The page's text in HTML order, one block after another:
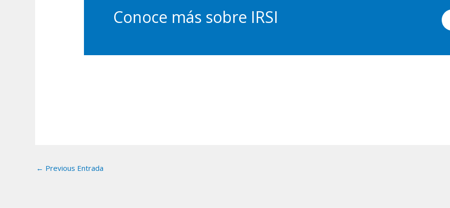
Conoce más sobre IRSI
← Previous Entrada